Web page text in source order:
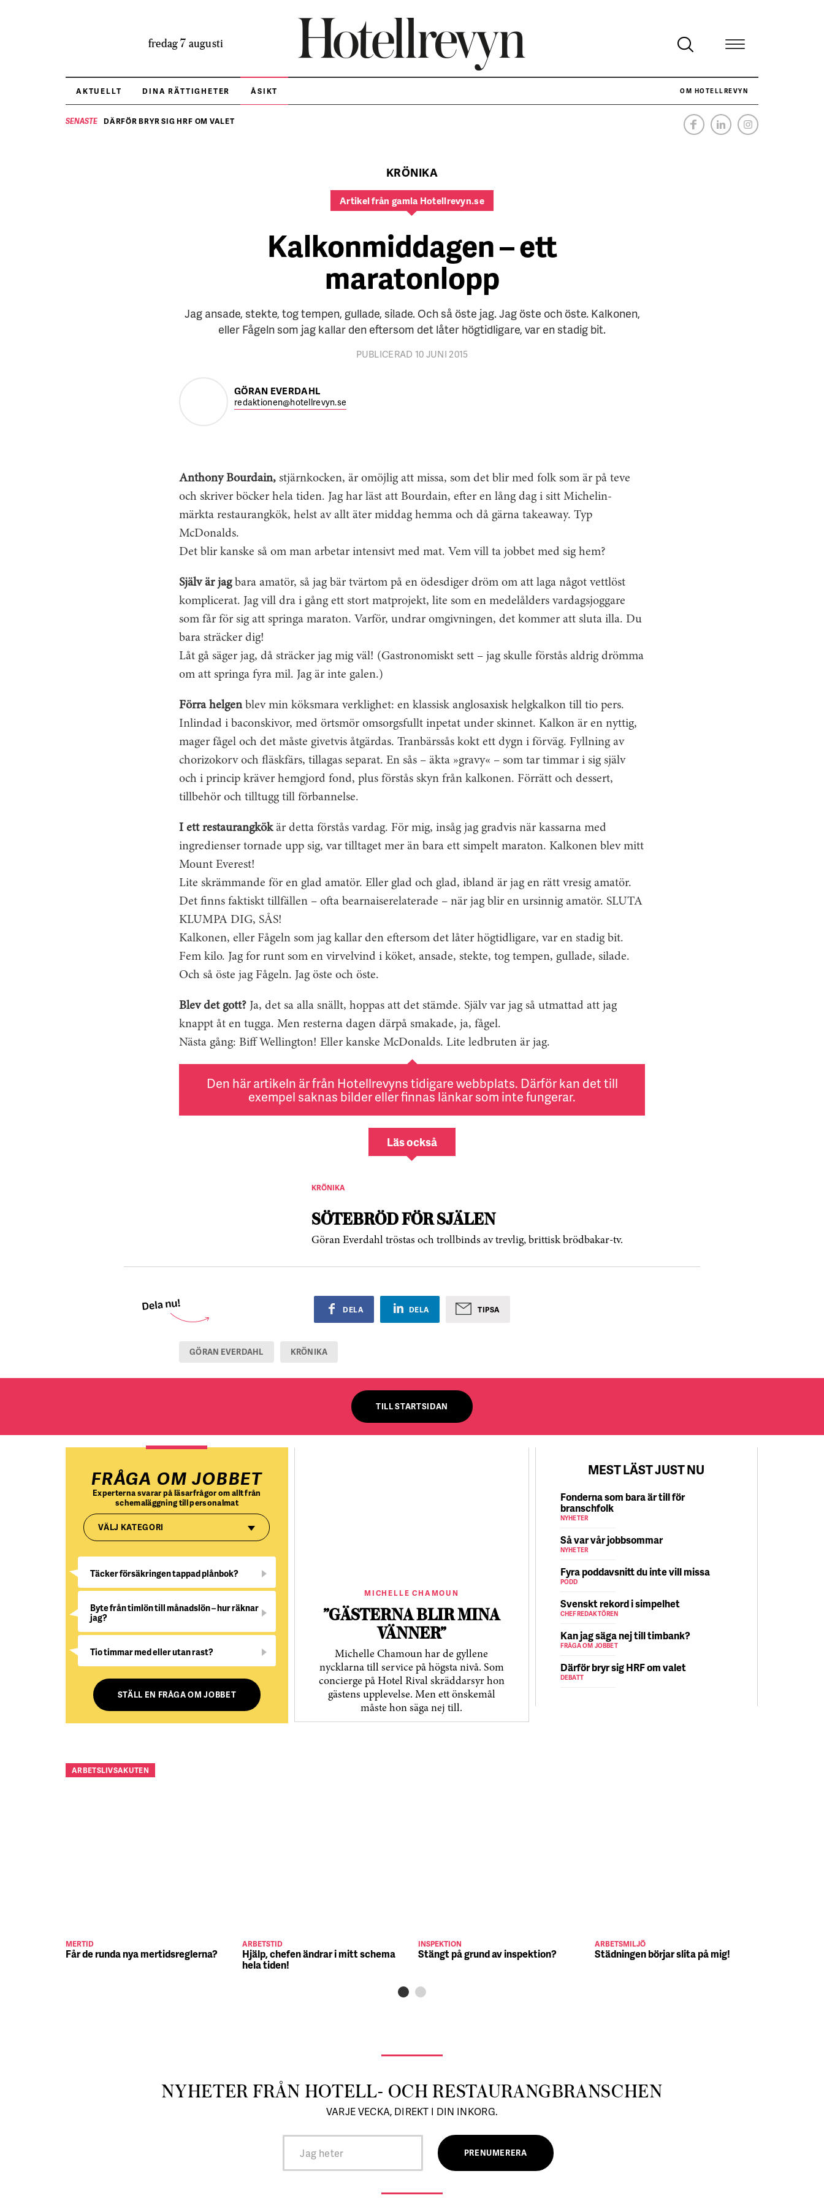
fredag 7 augusti
AKTUELLT DINA RÄTTIGHETER ÅSIKT OM HOTELLREVYN
SENASTE DÄRFÖR BRYR SIG HRF OM VALET NÄR HOTELLREVYN SLOG SVENSKT REKORD I SIMPELHET
KRÖNIKA
Artikel från gamla Hotellrevyn.se
Kalkonmiddagen – ett
maratonlopp
Jag ansade, stekte, tog tempen, gullade, silade. Och så öste jag. Jag öste och öste. Kalkonen,
eller Fågeln som jag kallar den eftersom det låter högtidligare, var en stadig bit.
PUBLICERAD 10 JUNI 2015
GÖRAN EVERDAHL
redaktionen@hotellrevyn.se
Anthony Bourdain, stjärnkocken, är omöjlig att missa, som det blir med folk som är på teve
och skriver böcker hela tiden. Jag har läst att Bourdain, efter en lång dag i sitt Michelin-
märkta restaurangkök, helst av allt äter middag hemma och då gärna takeaway. Typ
McDonalds.
Det blir kanske så om man arbetar intensivt med mat. Vem vill ta jobbet med sig hem?
Själv är jagbara amatör, så jag bär tvärtom på en ödesdiger dröm om att laga något vettlöst
komplicerat. Jag vill dra i gång ett stort matprojekt, lite som en medelålders vardagsjoggare
som får för sig att springa maraton. Varför, undrar omgivningen, det kommer att sluta illa. Du
bara sträcker dig!
Låt gå säger jag, då sträcker jag mig väl! (Gastronomiskt sett – jag skulle förstås aldrig drömma
om att springa fyra mil. Jag är inte galen.)
Förra helgenblev min köksmara verklighet: en klassisk anglosaxisk helgkalkon till tio pers.
Inlindad i baconskivor, med örtsmör omsorgsfullt inpetat under skinnet. Kalkon är en nyttig,
mager fågel och det måste givetvis åtgärdas. Tranbärssås kokt ett dygn i förväg. Fyllning av
chorizokorv och fläskfärs, tillagas separat. En sås – äkta »gravy« – som tar timmar i sig själv
och i princip kräver hemgjord fond, plus förstås skyn från kalkonen. Förrätt och dessert,
tillbehör och tilltugg till förbannelse.
I ett restaurangkökär detta förstås vardag. För mig, insåg jag gradvis när kassarna med
ingredienser tornade upp sig, var tilltaget mer än bara ett simpelt maraton. Kalkonen blev mitt
Mount Everest!
Lite skrämmande för en glad amatör. Eller glad och glad, ibland är jag en rätt vresig amatör.
Det finns faktiskt tillfällen – ofta bearnaiserelaterade – när jag blir en ursinnig amatör. SLUTA
KLUMPA DIG, SÅS!
Kalkonen, eller Fågeln som jag kallar den eftersom det låter högtidligare, var en stadig bit.
Fem kilo. Jag for runt som en virvelvind i köket, ansade, stekte, tog tempen, gullade, silade.
Och så öste jag Fågeln. Jag öste och öste.
Blev det gott? Ja, det sa alla snällt, hoppas att det stämde. Själv var jag så utmattad att jag
knappt åt en tugga. Men resterna dagen därpå smakade, ja, fågel.
Nästa gång: Biff Wellington! Eller kanske McDonalds. Lite ledbruten är jag.
Den här artikeln är från Hotellrevyns tidigare webbplats. Därför kan det till
exempel saknas bilder eller finnas länkar som inte fungerar.
Läs också
KRÖNIKA
SÖTEBRÖD FÖR SJÄLEN
Göran Everdahl tröstas och trollbinds av trevlig, brittisk brödbakar-tv.
DELA DELA TIPSA
GÖRAN EVERDAHL KRÖNIKA
TILL STARTSIDAN
FRÅGA OM JOBBET
Experterna svarar på läsarfrågor om allt från
schemaläggning till personalmat
VÄLJ KATEGORI
Täcker försäkringen tappad plånbok?
Byte från timlön till månadslön – hur räknar
jag?
Tio timmar med eller utan rast?
STÄLL EN FRÅGA OM JOBBET
MICHELLE CHAMOUN
”GÄSTERNA BLIR MINA
VÄNNER”
Michelle Chamoun har de gyllene
nycklarna till service på högsta nivå. Som
concierge på Hotel Rival skräddarsyr hon
gästens upp­levelse. Men ett önskemål
måste hon säga nej till.
MEST LÄST JUST NU
Fonderna som bara är till för
branschfolk
NYHETER
Så var vår jobbsommar
NYHETER
Fyra poddavsnitt du inte vill missa
PODD
Svenskt rekord i simpelhet
CHEFREDAKTÖREN
Kan jag säga nej till timbank?
FRÅGA OM JOBBET
Därför bryr sig HRF om valet
DEBATT
ARBETSLIVSAKUTEN
MERTID
Får de runda nya mertidsreglerna?
ARBETSTID
Hjälp, chefen ändrar i mitt schema
hela tiden!
INSPEKTION
Stängt på grund av inspektion?
ARBETSMILJÖ
Städningen börjar slita på mig!
NYHETER FRÅN HOTELL- OCH RESTAURANGBRANSCHEN
VARJE VECKA, DIREKT I DIN INKORG.